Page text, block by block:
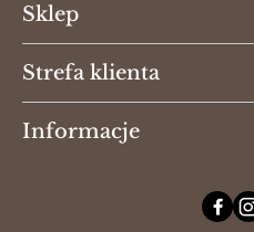
Sklep
Strefa klienta
Informacje